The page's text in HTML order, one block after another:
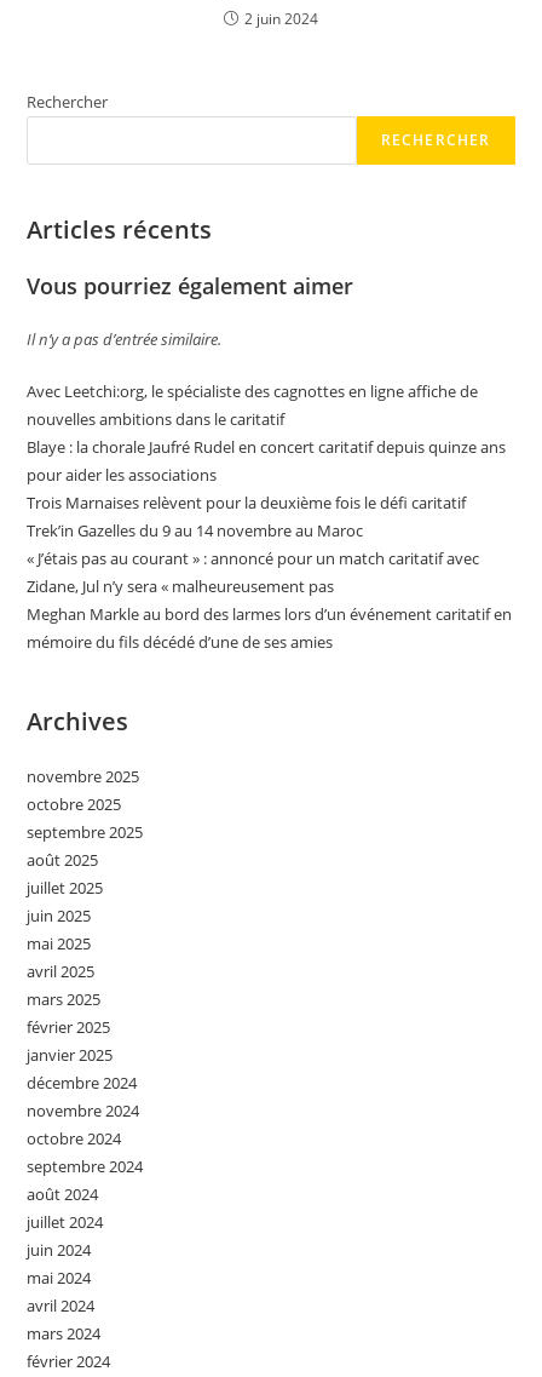
2 juin 2024
Rechercher
RECHERCHER
Articles récents
Vous pourriez également aimer
Il n’y a pas d’entrée similaire.
Avec Leetchi:org, le spécialiste des cagnottes en ligne affiche de
nouvelles ambitions dans le caritatif
Blaye : la chorale Jaufré Rudel en concert caritatif depuis quinze ans
pour aider les associations
Trois Marnaises relèvent pour la deuxième fois le défi caritatif
Trek’in Gazelles du 9 au 14 novembre au Maroc
« J’étais pas au courant » : annoncé pour un match caritatif avec
Zidane, Jul n’y sera « malheureusement pas
Meghan Markle au bord des larmes lors d’un événement caritatif en
mémoire du fils décédé d’une de ses amies
Archives
novembre 2025
octobre 2025
septembre 2025
août 2025
juillet 2025
juin 2025
mai 2025
avril 2025
mars 2025
février 2025
janvier 2025
décembre 2024
novembre 2024
octobre 2024
septembre 2024
août 2024
juillet 2024
juin 2024
mai 2024
avril 2024
mars 2024
février 2024